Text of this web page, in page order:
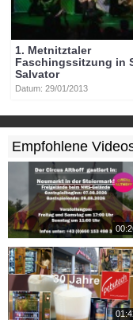
1. Metnitztaler
Faschingssitzung in
Salvator
Datum: 29/01/2013
Empfohlene